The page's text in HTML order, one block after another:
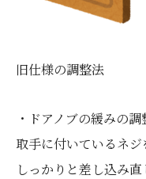
旧仕様の調整法
・ドアノブの緩みの調
取手に付いているネ
しっかりと差し込み直